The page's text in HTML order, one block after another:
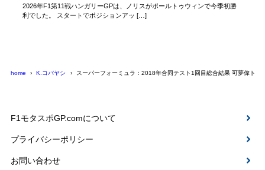
2026年F1第11戦ハンガリーGPは、ノリスがポールトゥウィンで今季初勝
利でした。 スタートでポジションアッ […]
home K.コバヤシ スーパーフォーミュラ：2018年合同テスト1回目総合結果 可夢偉トッ
F1モタスポGP.comについて
プライバシーポリシー
お問い合わせ